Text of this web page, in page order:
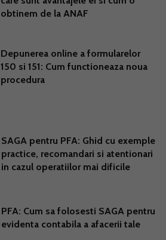
obtinem de la ANAF
Depunerea online a formularelor
150 si 151: Cum functioneaza noua
procedura
SAGA pentru PFA: Ghid cu exemple
practice, recomandari si atentionari
in cazul operatiilor mai dificile
PFA: Cum sa folosesti SAGA pentru
evidenta contabila a afacerii tale